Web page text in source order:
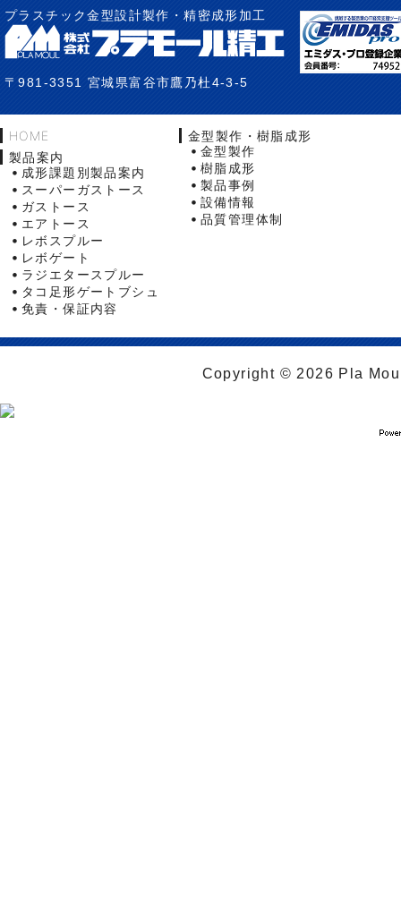
プラスチック金型設計製作・精密成形加工
〒981-3351 宮城県富谷市鷹乃杜4-3-5
HOME
製品案内
成形課題別製品案内
スーパーガストース
ガストース
エアトース
レボスプルー
レボゲート
ラジエタースプルー
タコ足形ゲートブシュ
免責・保証内容
金型製作・樹脂成形
金型製作
樹脂成形
製品事例
設備情報
品質管理体制
Copyright © 2026 Pla